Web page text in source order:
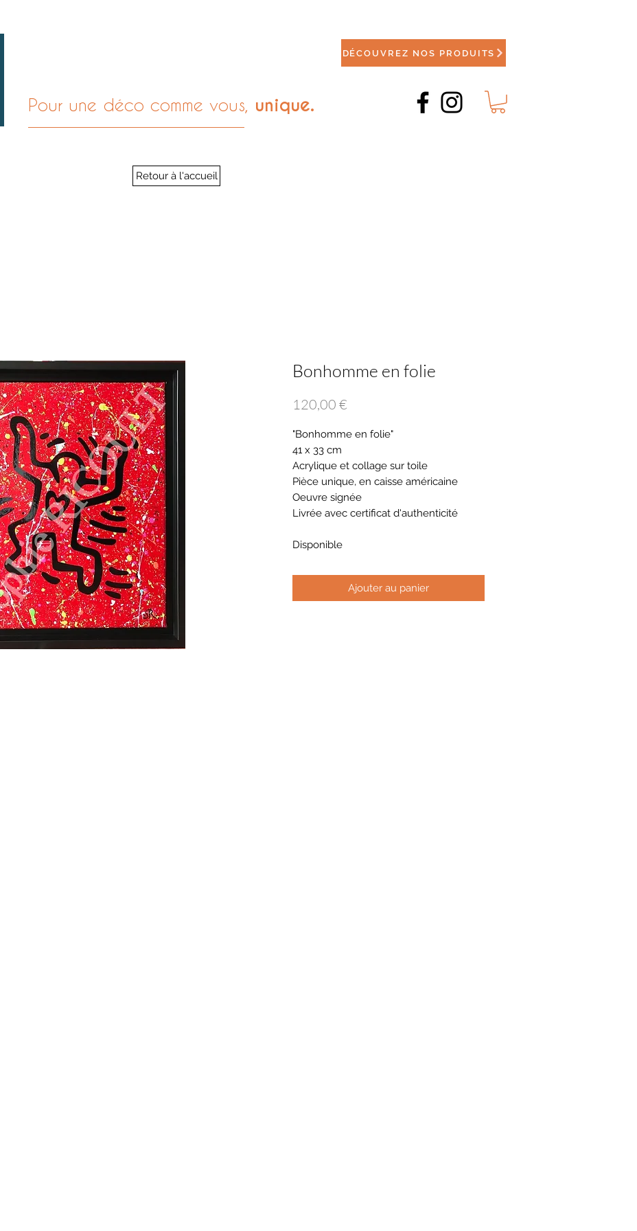
DÉCOUVREZ NOS PRODUITS
Pour une déco comme vous, unique.
Retour à l'accueil
Bonhomme en folie
120,00 €
"Bonhomme en folie"
41 x 33 cm
Acrylique et collage sur toile
Pièce unique, en caisse américaine
Oeuvre signée
Livrée avec certificat d'authenticité
Disponible
Ajouter au panier